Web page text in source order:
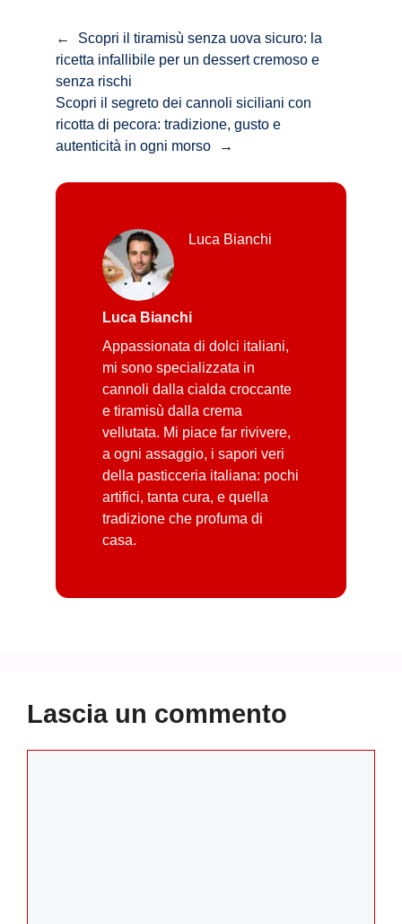
←
Scopri il tiramisù senza uova sicuro: la
ricetta infallibile per un dessert cremoso e
senza rischi
Scopri il segreto dei cannoli siciliani con
ricotta di pecora: tradizione, gusto e
autenticità in ogni morso
→
Luca Bianchi
Luca Bianchi
Appassionata di dolci italiani,
mi sono specializzata in
cannoli dalla cialda croccante
e tiramisù dalla crema
vellutata. Mi piace far rivivere,
a ogni assaggio, i sapori veri
della pasticceria italiana: pochi
artifici, tanta cura, e quella
tradizione che profuma di
casa.
Lascia un commento